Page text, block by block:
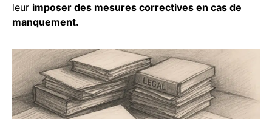
leur imposer des mesures correctives en cas de
manquement.